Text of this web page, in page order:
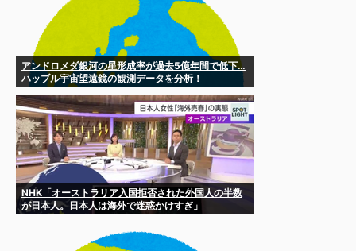
アンドロメダ銀河の星形成率が過去5億年間で低下…
ハッブル宇宙望遠鏡の観測データを分析！
NHK「オーストラリア入国拒否された外国人の半数
が日本人。日本人は海外で迷惑かけすぎ」